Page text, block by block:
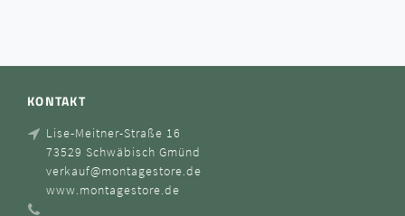
KONTAKT
Lise-Meitner-Straße 16
73529 Schwäbisch Gmünd
verkauf@montagestore.de
www.montagestore.de